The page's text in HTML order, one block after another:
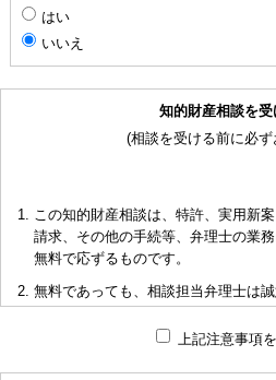
はい
いいえ
知的財産相談を
(相談を受ける前に必
この知的財産相談は、特許、実用新
請求、その他の手続等、弁理士の業
無料で応ずるものです。
無料であっても、相談担当弁理士は
もありますことを予めご了承下さい。
上記注意事項